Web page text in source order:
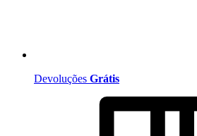
Devoluções Grátis